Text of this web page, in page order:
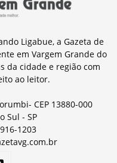
Ligabue, a Gazeta de
em Vargem Grande do
da cidade e região com
ao leitor.
CEP 13880-000
Sul - SP
1203